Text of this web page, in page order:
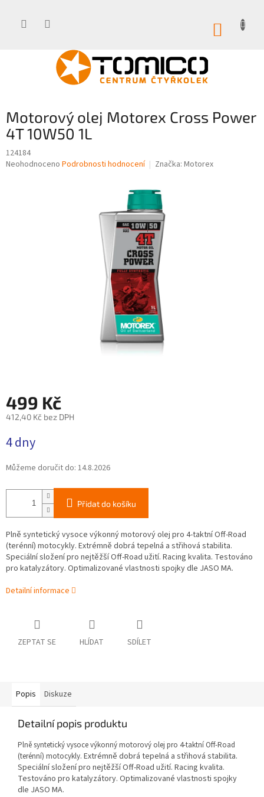
Motorový olej Motorex Cross Power
4T 10W50 1L
124184
Průměrné
Neohodnoceno Podrobnosti hodnocení Značka: Motorex
499 Kč
412,40 Kč bez DPH
cena:
4 dny
Můžeme doručit do: 14.8.2026
Přidat do košíku
Plně syntetický vysoce výkonný motorový olej pro 4-taktní Off-Road
(terénní) motocykly. Extrémně dobrá tepelná a střihová stabilita.
Speciální složení pro nejtěžší Off-Road užití. Racing kvalita. Testováno
pro katalyzátory. Optimalizované vlastnosti spojky dle JASO MA.
Detailní informace
ZEPTAT SE HLÍDAT SDÍLET
Popis Diskuze
Detailní popis produktu
Plně syntetický vysoce výkonný motorový olej pro 4-taktní Off-Road
(terénní) motocykly. Extrémně dobrá tepelná a střihová stabilita.
Speciální složení pro nejtěžší Off-Road užití. Racing kvalita.
Testováno pro katalyzátory. Optimalizované vlastnosti spojky
dle JASO MA.